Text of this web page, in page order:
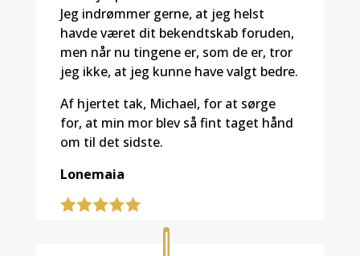
Jeg indrømmer gerne, at jeg helst
havde været dit bekendtskab foruden,
men når nu tingene er, som de er, tror
jeg ikke, at jeg kunne have valgt bedre.
Af hjertet tak, Michael, for at sørge
for, at min mor blev så fint taget hånd
om til det sidste.
Lonemaia